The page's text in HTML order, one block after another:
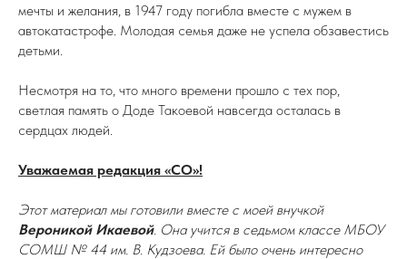
мечты и желания, в 1947 году погибла вместе с мужем в
автокатастрофе. Молодая семья даже не успела обзавестись
детьми.
Несмотря на то, что много времени прошло с тех пор,
светлая память о Доде Такоевой навсегда осталась в
сердцах людей.
Уважаемая редакция «СО»!
Этот материал мы готовили вместе с моей внучкой
Вероникой Икаевой. Она учится в седьмом классе МБОУ
СОМШ № 44 им. В. Кудзоева. Ей было очень интересно